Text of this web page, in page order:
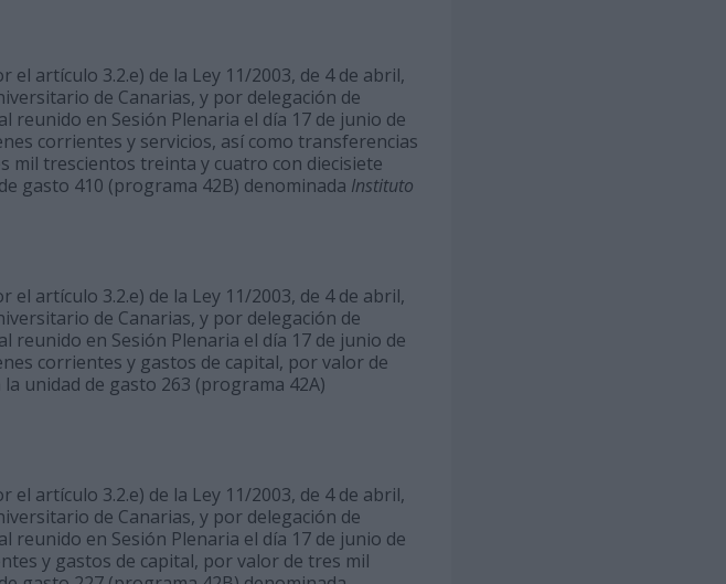
artículo 3.2.e) de la Ley 11/2003, de 4 de abril,
de Canarias, y por delegación de
reunido en Sesión Plenaria el día 17 de junio de
corrientes y servicios, así como transferencias
mil trescientos treinta y cuatro con diecisiete
gasto 410 (programa 42B) denominada Instituto
artículo 3.2.e) de la Ley 11/2003, de 4 de abril,
de Canarias, y por delegación de
reunido en Sesión Plenaria el día 17 de junio de
corrientes y gastos de capital, por valor de
unidad de gasto 263 (programa 42A)
artículo 3.2.e) de la Ley 11/2003, de 4 de abril,
de Canarias, y por delegación de
reunido en Sesión Plenaria el día 17 de junio de
y gastos de capital, por valor de tres mil